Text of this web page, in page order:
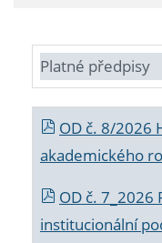
Platné předpisy
OD č. 8/2026
akademického
OD č.
institucionální